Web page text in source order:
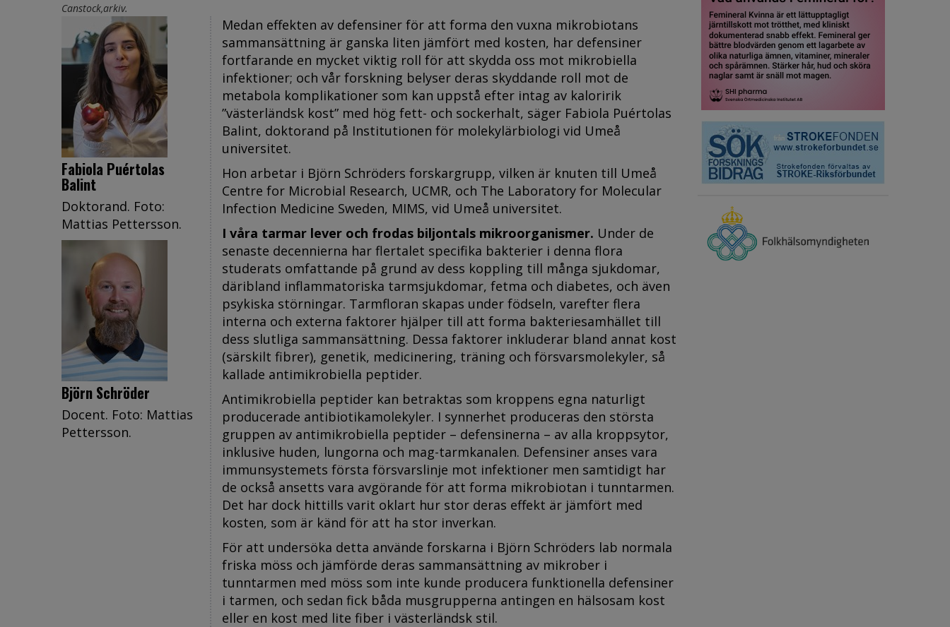
Canstock,arkiv.
Fabiola Puértolas
Balint
Doktorand. Foto:
Mattias Pettersson.
Björn Schröder
Docent. Foto: Mattias
Pettersson.
Medan effekten av defensiner för att forma den vuxna mikrobiotans
sammansättning är ganska liten jämfört med kosten, har defensiner
fortfarande en mycket viktig roll för att skydda oss mot mikrobiella
infektioner; och vår forskning belyser deras skyddande roll mot de
metabola komplikationer som kan uppstå efter intag av kaloririk
”västerländsk kost” med hög fett- och sockerhalt, säger Fabiola Puértolas
Balint, doktorand på Institutionen för molekylärbiologi vid Umeå
universitet.
Hon arbetar i Björn Schröders forskargrupp, vilken är knuten till Umeå
Centre for Microbial Research, UCMR, och The Laboratory for Molecular
Infection Medicine Sweden, MIMS, vid Umeå universitet.
I våra tarmar lever och frodas biljontals mikroorganismer. Under de
senaste decennierna har flertalet specifika bakterier i denna flora
studerats omfattande på grund av dess koppling till många sjukdomar,
däribland inflammatoriska tarmsjukdomar, fetma och diabetes, och även
psykiska störningar. Tarmfloran skapas under födseln, varefter flera
interna och externa faktorer hjälper till att forma bakteriesamhället till
dess slutliga sammansättning. Dessa faktorer inkluderar bland annat kost
(särskilt fibrer), genetik, medicinering, träning och försvarsmolekyler, så
kallade antimikrobiella peptider.
Antimikrobiella peptider kan betraktas som kroppens egna naturligt
producerade antibiotikamolekyler. I synnerhet produceras den största
gruppen av antimikrobiella peptider – defensinerna – av alla kroppsytor,
inklusive huden, lungorna och mag-tarmkanalen. Defensiner anses vara
immunsystemets första försvarslinje mot infektioner men samtidigt har
de också ansetts vara avgörande för att forma mikrobiotan i tunntarmen.
Det har dock hittills varit oklart hur stor deras effekt är jämfört med
kosten, som är känd för att ha stor inverkan.
För att undersöka detta använde forskarna i Björn Schröders lab normala
friska möss och jämförde deras sammansättning av mikrober i
tunntarmen med möss som inte kunde producera funktionella defensiner
i tarmen, och sedan fick båda musgrupperna antingen en hälsosam kost
eller en kost med lite fiber i västerländsk stil.